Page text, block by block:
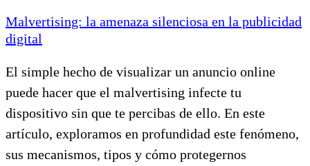
Malvertising: la amenaza silenciosa en la publicidad
digital
El simple hecho de visualizar un anuncio online
puede hacer que el malvertising infecte tu
dispositivo sin que te percibas de ello. En este
artículo, exploramos en profundidad este fenómeno,
sus mecanismos, tipos y cómo protegernos